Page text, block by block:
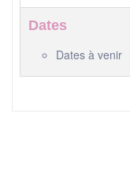
Dates
Dates à venir